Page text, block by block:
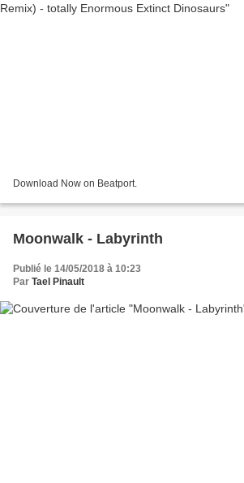
Download Now on Beatport.
Moonwalk - Labyrinth
Publié le 14/05/2018 à 10:23
Par Tael Pinault